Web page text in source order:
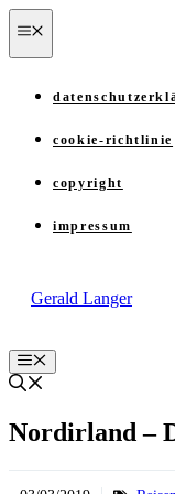
Zum
Inhalt
springen
cookie-richtlinie
copyright
impressum
Gerald Langer
Menü
Nordirland –